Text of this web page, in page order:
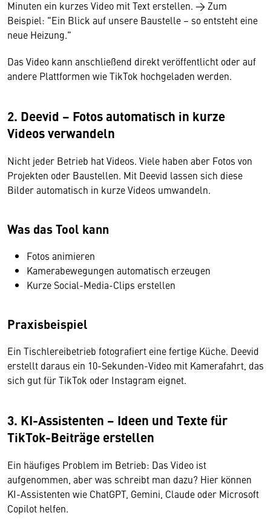
Minuten ein kurzes Video mit Text erstellen. → Zum
Beispiel: "Ein Blick auf unsere Baustelle – so entsteht eine
neue Heizung."
Das Video kann anschließend direkt veröffentlicht oder auf
andere Plattformen wie TikTok hochgeladen werden.
2. Deevid – Fotos automatisch in kurze
Videos verwandeln
Nicht jeder Betrieb hat Videos. Viele haben aber Fotos von
Projekten oder Baustellen. Mit Deevid lassen sich diese
Bilder automatisch in kurze Videos umwandeln.
Was das Tool kann
Fotos animieren
Kamerabewegungen automatisch erzeugen
Kurze Social-Media-Clips erstellen
Praxisbeispiel
Ein Tischlereibetrieb fotografiert eine fertige Küche. Deevid
erstellt daraus ein 10-Sekunden-Video mit Kamerafahrt, das
sich gut für TikTok oder Instagram eignet.
3. KI-Assistenten – Ideen und Texte für
TikTok-Beiträge erstellen
Ein häufiges Problem im Betrieb: Das Video ist
aufgenommen, aber was schreibt man dazu? Hier können
KI-Assistenten wie ChatGPT, Gemini, Claude oder Microsoft
Copilot helfen.